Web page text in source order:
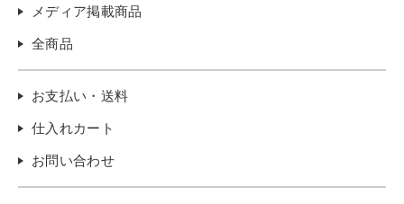
メディア掲載商品
全商品
お支払い・送料
仕入れカート
お問い合わせ